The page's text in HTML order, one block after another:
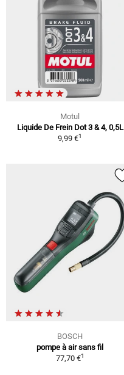
Motul
Liquide De Frein Dot 3 & 4, 0,5L
9,99 €1
BOSCH
pompe à air sans fil
77,70 €1